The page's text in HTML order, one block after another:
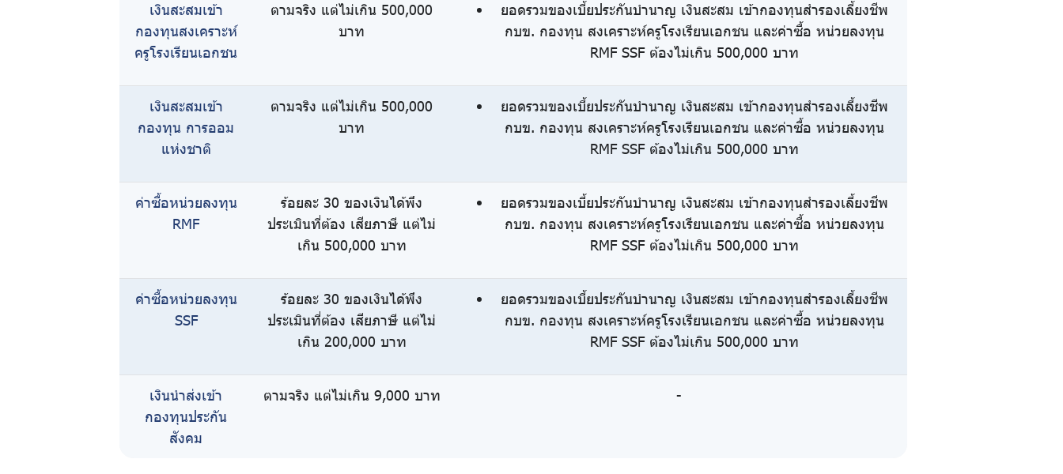
เงินสะสมเข้า
กองทุนสงเคราะห์
ครูโรงเรียนเอกชน
ตามจริง แต่ไม่เกิน 500,000
บาท
ยอดรวมของเบี้ยประกันบำนาญ เงินสะสม เข้ากองทุนสำรองเลี้ยงชีพ
กบข. กองทุน สงเคราะห์ครูโรงเรียนเอกชน และค่าซื้อ หน่วยลงทุน
RMF SSF ต้องไม่เกิน 500,000 บาท
เงินสะสมเข้า
กองทุน การออม
แห่งชาติ
ตามจริง แต่ไม่เกิน 500,000
บาท
ยอดรวมของเบี้ยประกันบำนาญ เงินสะสม เข้ากองทุนสำรองเลี้ยงชีพ
กบข. กองทุน สงเคราะห์ครูโรงเรียนเอกชน และค่าซื้อ หน่วยลงทุน
RMF SSF ต้องไม่เกิน 500,000 บาท
ค่าซื้อหน่วยลงทุน
RMF
ร้อยละ 30 ของเงินได้พึง
ประเมินที่ต้อง เสียภาษี แต่ไม่
เกิน 500,000 บาท
ยอดรวมของเบี้ยประกันบำนาญ เงินสะสม เข้ากองทุนสำรองเลี้ยงชีพ
กบข. กองทุน สงเคราะห์ครูโรงเรียนเอกชน และค่าซื้อ หน่วยลงทุน
RMF SSF ต้องไม่เกิน 500,000 บาท
ค่าซื้อหน่วยลงทุน
SSF
ร้อยละ 30 ของเงินได้พึง
ประเมินที่ต้อง เสียภาษี แต่ไม่
เกิน 200,000 บาท
ยอดรวมของเบี้ยประกันบำนาญ เงินสะสม เข้ากองทุนสำรองเลี้ยงชีพ
กบข. กองทุน สงเคราะห์ครูโรงเรียนเอกชน และค่าซื้อ หน่วยลงทุน
RMF SSF ต้องไม่เกิน 500,000 บาท
เงินนำส่งเข้า
กองทุนประกัน
สังคม
ตามจริง แต่ไม่เกิน 9,000 บาท -